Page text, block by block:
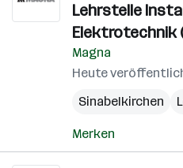
Lehrstelle
Elektrotechnik
Magna
Heute
Sinabelkirchen
Merken